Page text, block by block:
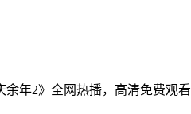
余年2》全网热播，高清免费观看